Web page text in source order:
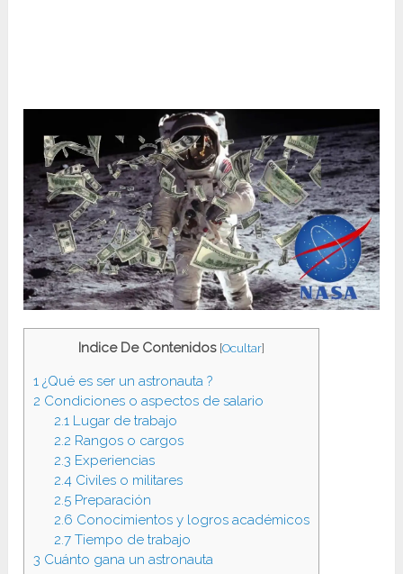
Indice De Contenidos [Ocultar]
1 ¿Qué es ser un astronauta ?
2 Condiciones o aspectos de salario
2.1Lugar de trabajo
2.2 Rangos o cargos
2.3 Experiencias
2.4Civiles o militares
2.5Preparación
2.6 Conocimientos y logros académicos
2.7Tiempo de trabajo
3 Cuánto gana un astronauta